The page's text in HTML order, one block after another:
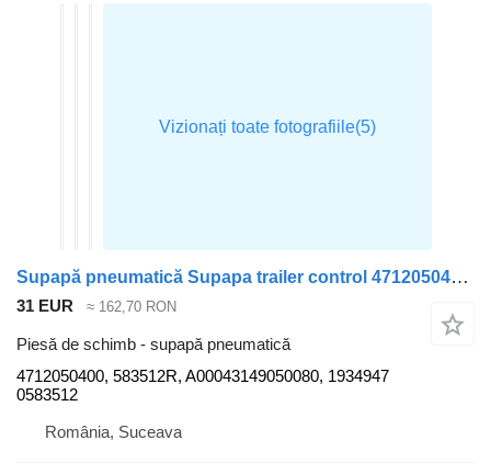
Supapă pneumatică Supapa trailer control 4712050400 pentru cap tractor DAF CF85
31 EUR ≈ 162,70 RON
Piesă de schimb - supapă pneumatică
4712050400, 583512R, A00043149050080, 1934947
0583512
România, Suceava